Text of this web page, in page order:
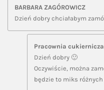
BARBARA ZAGÓROWICZ
Dzień dobry chciałabym
Pracownia
Dzień dobry 🙂
Oczywiście, można
będzie to miks